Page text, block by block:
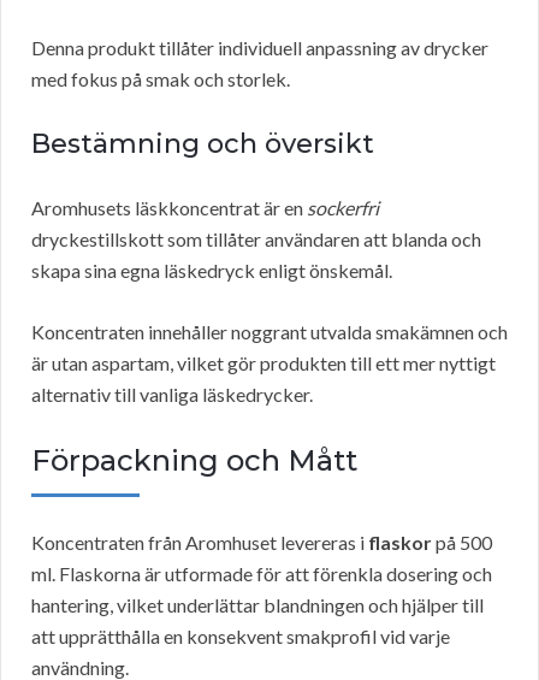
Denna produkt tillåter individuell anpassning av drycker
med fokus på smak och storlek.
Bestämning och översikt
Aromhusets läskkoncentrat är en sockerfri
dryckestillskott som tillåter användaren att blanda och
skapa sina egna läskedryck enligt önskemål.
Koncentraten innehåller noggrant utvalda smakämnen och
är utan aspartam, vilket gör produkten till ett mer nyttigt
alternativ till vanliga läskedrycker.
Förpackning och Mått
Koncentraten från Aromhuset levereras i flaskorpå 500
ml. Flaskorna är utformade för att förenkla dosering och
hantering, vilket underlättar blandningen och hjälper till
att upprätthålla en konsekvent smakprofil vid varje
användning.